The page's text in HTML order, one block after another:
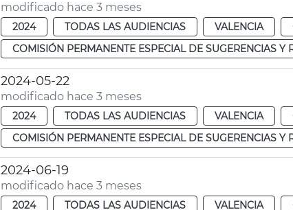
modificado hace 3 meses
2024 TODAS LAS AUDIENCIAS VALENCIA
COMISIÓN PERMANENTE ESPECIAL DE SUGERENCIAS Y
2024-05-22
modificado hace 3 meses
2024 TODAS LAS AUDIENCIAS VALENCIA
COMISIÓN PERMANENTE ESPECIAL DE SUGERENCIAS Y
2024-06-19
modificado hace 3 meses
2024 TODAS LAS AUDIENCIAS VALENCIA